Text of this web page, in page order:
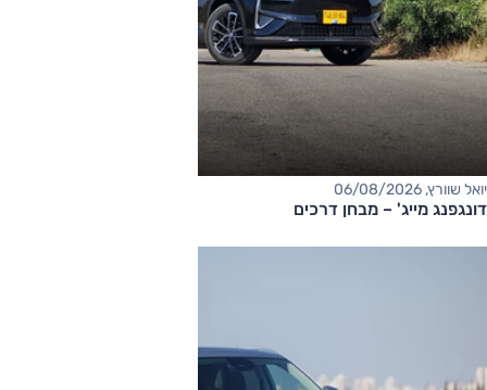
יואל שוורץ, 06/08/2026
דונגפנג מייג' – מבחן דרכים